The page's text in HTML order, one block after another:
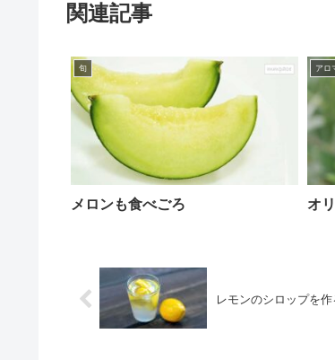
関連記事
旬
メロンも食べごろ
アロ
オ
レモンのシロップを作